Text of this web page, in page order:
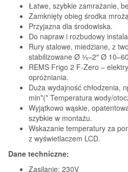
Łatwe, szybkie zamrażanie,
Zamknięty obieg środka
Przyjazna dla środowiska.
Do napraw i rozbudowy
Rury stalowe, miedziane, z
stabilizowane Ø ⅛–2″ Ø
REMS Frigo 2 F-Zero –
opróżniania.
Duża wydajność chłodzenia,
min*(* Temperatura wody/
Wyjątkowo wąskie,
szybkie w montażu.
Wskazanie temperatury za
z wyświetlaczem LCD.
Dane techniczne:
Zasilanie: 230V